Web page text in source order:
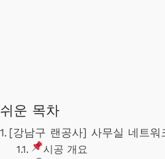
쉬운 목차
[강남구 랜공사] 사무실 네트
시공 개요